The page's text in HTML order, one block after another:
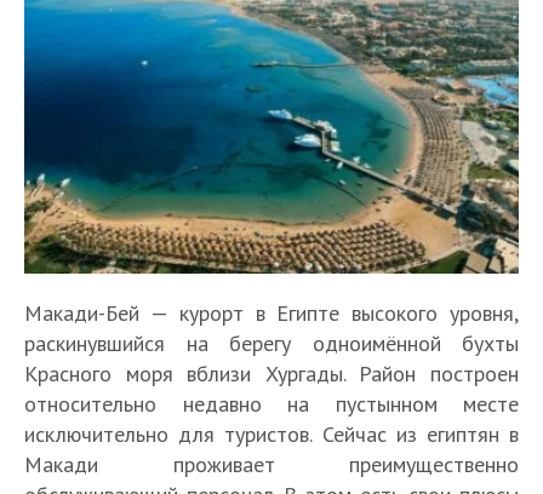
Макади-Бей — курорт в Египте высокого уровня,
раскинувшийся на берегу одноимённой бухты
Красного моря вблизи Хургады. Район построен
относительно недавно на пустынном месте
исключительно для туристов. Сейчас из египтян в
Макади проживает преимущественно